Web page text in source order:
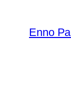
Inhalt
springen
Enno